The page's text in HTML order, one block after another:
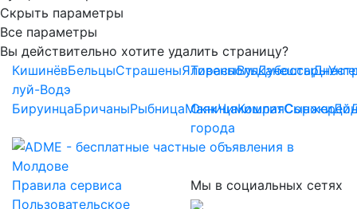
Скрыть параметры
Все параметры
Вы действительно хотите удалить страницу?
КишинёвБельцыСтрашеныЯловеныВулканешты
луй-Водэ
ТираспольДубоссары
БируинцаБричаныРыбницаМаякЧимишлияСороки
ОкницаКомратСынжерей
города
Правила сервиса
Пользовательское
Мы в социальных сетях